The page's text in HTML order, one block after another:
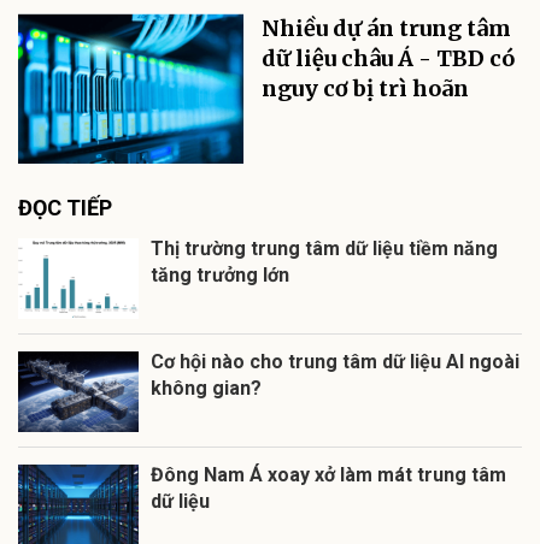
Nhiều dự án trung tâm
dữ liệu châu Á - TBD có
nguy cơ bị trì hoãn
ĐỌC TIẾP
Thị trường trung tâm dữ liệu tiềm năng
tăng trưởng lớn
Cơ hội nào cho trung tâm dữ liệu AI ngoài
không gian?
Đông Nam Á xoay xở làm mát trung tâm
dữ liệu